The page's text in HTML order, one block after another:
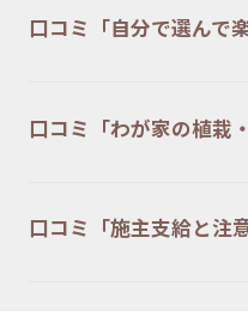
口コミ「自分で選んで
口コミ「わが家の植栽
口コミ「施主支給と注意